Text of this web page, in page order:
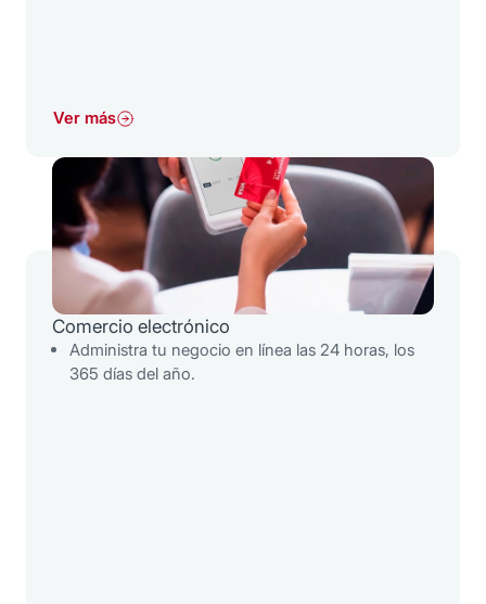
Ver más
Comercio electrónico
Administra tu negocio en línea las 24 horas, los
365 días del año.